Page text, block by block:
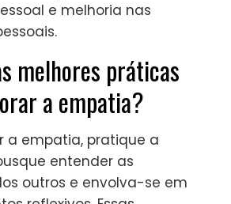
e melhoria nas
melhores práticas
a empatia?
a empatia, pratique a
entender as
outros e envolva-se em